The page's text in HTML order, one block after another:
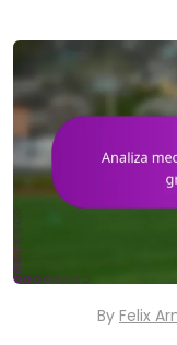
By Felix